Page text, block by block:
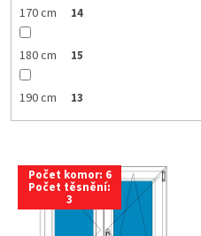
170 cm 14
180 cm 15
190 cm 13
V
p
Počet komor: 6
Počet těsnění:
3